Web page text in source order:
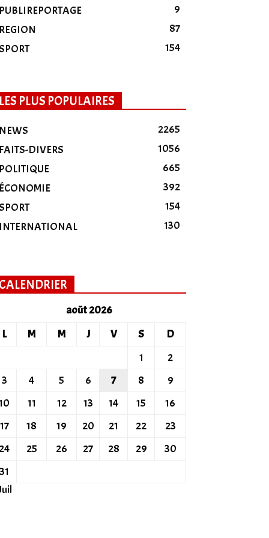
9
87
154
PLUS POPULAIRES
2265
DIVERS
1056
665
392
154
130
août 2026
L
M M J V S
D
1
2
3
4 5 6 7 8
9
11 12 13 14 15
16
17
18 19 20 21 22
23
25 26 27 28 29
30
31